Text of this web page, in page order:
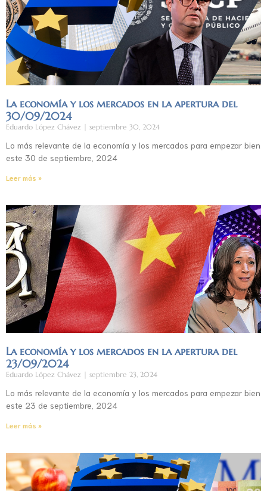
La economía y los mercados en la apertura del
30/09/2024
Eduardo López Chávez septiembre 30, 2024
Lo más relevante de la economía y los mercados para empezar bien
este 30 de septiembre, 2024
Leer más »
La economía y los mercados en la apertura del
23/09/2024
Eduardo López Chávez septiembre 23, 2024
Lo más relevante de la economía y los mercados para empezar bien
este 23 de septiembre, 2024
Leer más »